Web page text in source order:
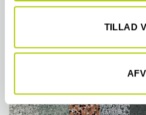
givet dem, eller som de har
TILLAD